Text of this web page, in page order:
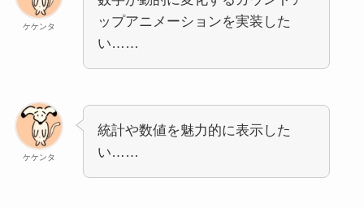
ケケンタ
ップアニメーションを実装した
い……
ケケンタ
統計や数値を魅力的に表示した
い……